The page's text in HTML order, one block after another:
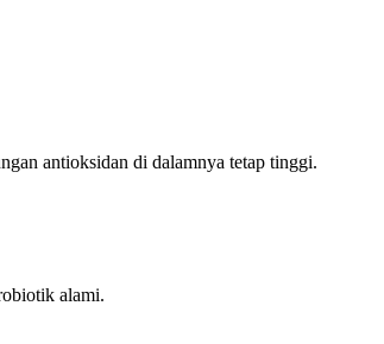
antioksidan di dalamnya tetap tinggi.
alami.